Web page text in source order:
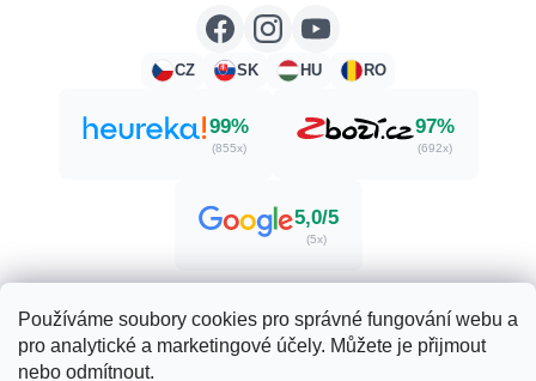
Používáme soubory cookies pro správné fungování webu a
pro analytické a marketingové účely. Můžete je přijmout
nebo odmítnout.
CZ SK HU RO
99%
(855x)
97%
(692x)
5,0/5
(5x)
Vytvořil Shoptet